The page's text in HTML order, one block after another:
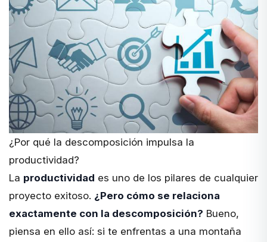
¿Por qué la descomposición impulsa la
productividad?
La productividad es uno de los pilares de cualquier
proyecto exitoso. ¿Pero cómo se relaciona
exactamente con la descomposición? Bueno,
piensa en ello así: si te enfrentas a una montaña